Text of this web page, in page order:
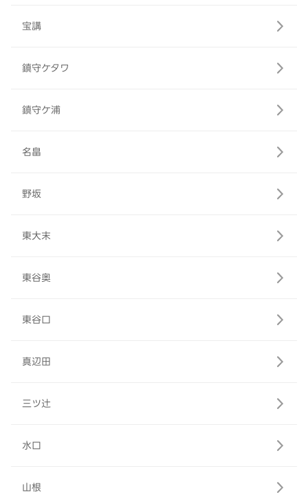
宝講
鎮守ケタワ
鎮守ケ浦
名畠
野坂
東大末
東谷奥
東谷口
真辺田
三ツ辻
水口
山根